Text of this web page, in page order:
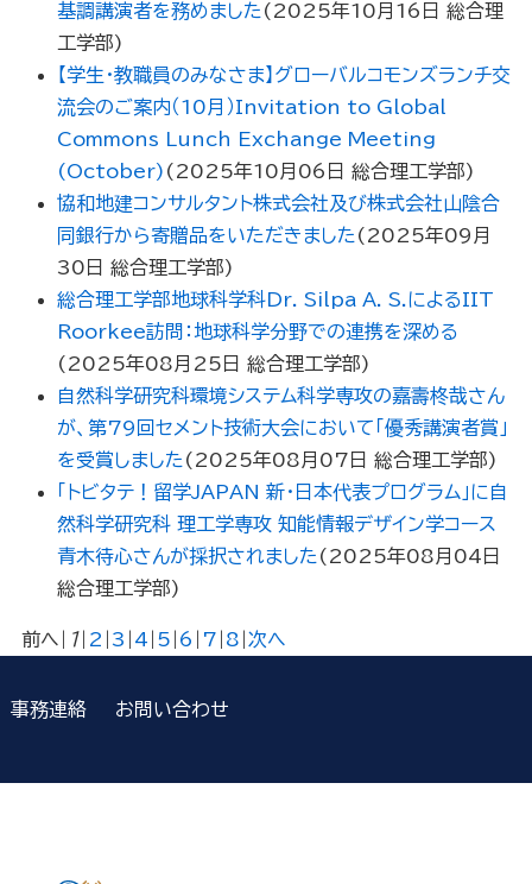
基調講演者を務めました ( 2025年10月16日 総合理
工学部)
【学生・教職員のみなさま】グローバルコモンズランチ交
流会のご案内（10月）Invitation to Global
Commons Lunch Exchange Meeting
(October) ( 2025年10月06日 総合理工学部)
協和地建コンサルタント株式会社及び株式会社山陰合
同銀行から寄贈品をいただきました ( 2025年09月
30日 総合理工学部)
総合理工学部地球科学科Dr. Silpa A. S.によるIIT
Roorkee訪問：地球科学分野での連携を深める
( 2025年08月25日 総合理工学部)
自然科学研究科環境システム科学専攻の嘉壽柊哉さん
が、第79回セメント技術大会において「優秀講演者賞」
を受賞しました ( 2025年08月07日 総合理工学部)
「トビタテ！留学JAPAN 新・日本代表プログラム」に自
然科学研究科 理工学専攻 知能情報デザイン学コース
青木待心さんが採択されました ( 2025年08月04日
総合理工学部)
前へ 1| 2 3 4 5 6 7 8 次へ
事務連絡 お問い合わせ